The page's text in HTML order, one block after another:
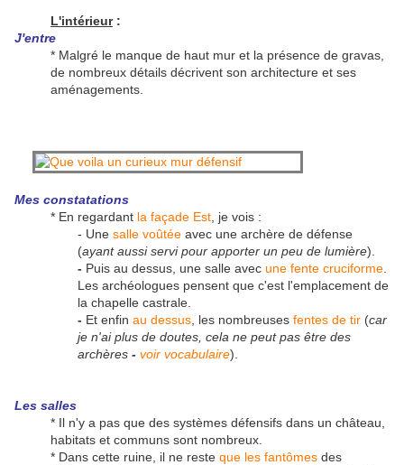
L'intérieur:
J'entre
* Malgré le manque de haut mur et la présence de gravas,
de nombreux détails décrivent son architecture et ses
aménagements.
Mes constatations
* En regardant la façade Est , je vois :
- Une salle voûtée avec une archère de défense
(ayant aussi servi pour apporter un peu de lumière).
- Puis au dessus, une salle avec une fente cruciforme
Les archéologues pensent que c'est l'emplacement de
la chapelle castrale.
- Et enfin au dessus , les nombreuses fentes de tir (car
je n'ai plus de doutes, cela ne peut pas être des
archères - voir vocabulaire).
Les salles
* Il n'y a pas que des systèmes défensifs dans un château,
habitats et communs sont nombreux.
* Dans cette ruine, il ne reste que les fantômes des